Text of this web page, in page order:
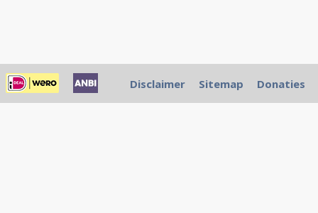
Disclaimer Sitemap Donaties